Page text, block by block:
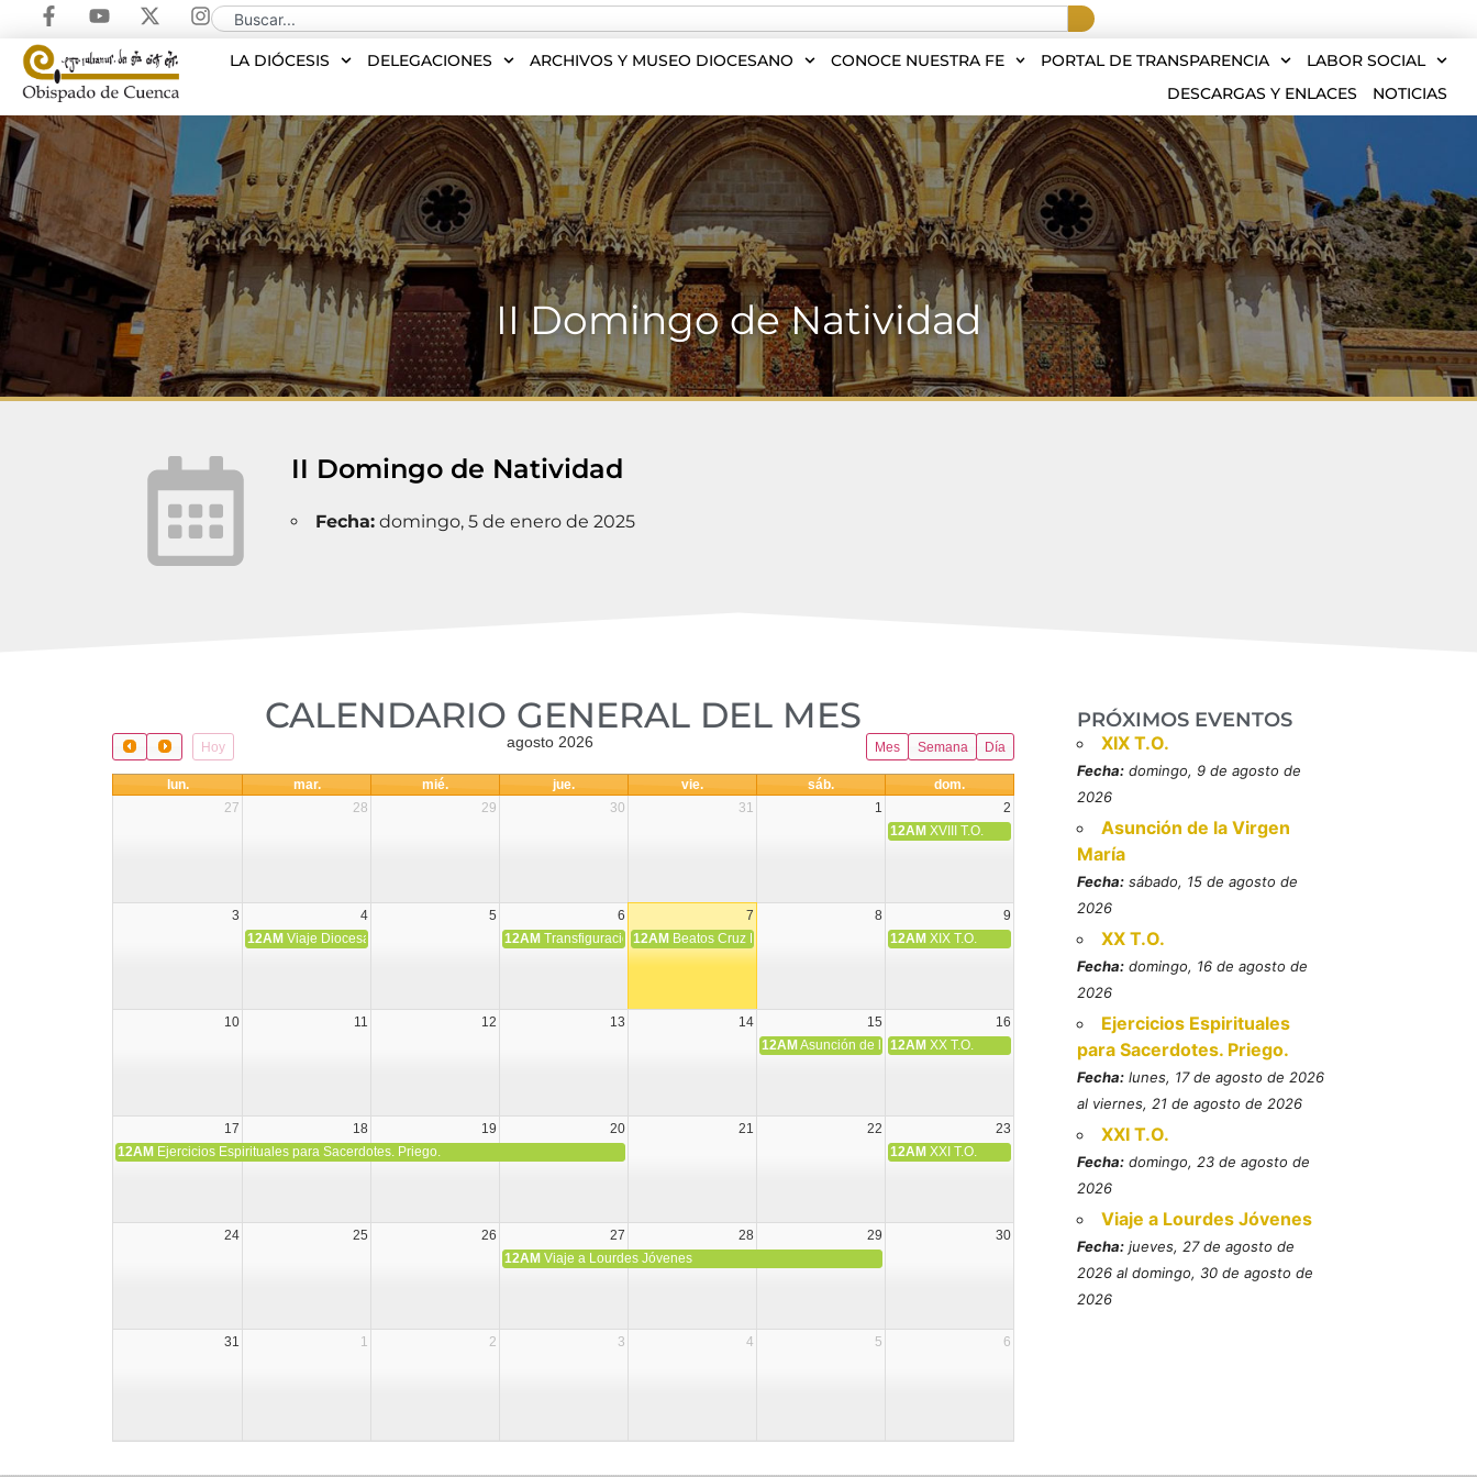
LA DIÓCESIS DELEGACIONES ARCHIVOS Y MUSEO DIOCESANO CONOCE NUESTRA FE PORTAL DE TRANSPARENCIA
LABOR SOCIAL
DESCARGAS Y ENLACES
NOTICIAS
II Domingo de Natividad
II Domingo de Natividad
Fecha:domingo, 5 de enero de 2025
CALENDARIO GENERAL DEL MES​
Hoy Mes Semana Día
agosto 2026
lun. mar. mié. jue. vie. sáb.
dom.
27
28 29 30 31 1
2
12AM XVIII T.O.
3 4 5 6 7 8
9
12AM Viaje Diocesano a Japón. 12AM Transfiguración del Señor
12AM Beatos Cruz Laplana, obispo, y Fernando Español, presbítero, mártires (MO)
12AM XIX T.O.
10 11 12 13 14 15
16
12AM Asunción de la Virgen María
12AM XX T.O.
17 18 19 20 21 22
23
12AM Ejercicios Espirituales para Sacerdotes. Priego. 12AM XXI T.O.
24 25 26 27 28 29
30
12AM Viaje a Lourdes Jóvenes
31 1 2 3 4 5 6
PRÓXIMOS EVENTOS
XIX T.O.
Fecha: domingo, 9 de agosto de
2026
Asunción de la Virgen
María
Fecha: sábado, 15 de agosto de
2026
XX T.O.
Fecha: domingo, 16 de agosto de
2026
Ejercicios Espirituales
para Sacerdotes. Priego.
Fecha: lunes, 17 de agosto de 2026
al viernes, 21 de agosto de 2026
XXI T.O.
Fecha: domingo, 23 de agosto de
2026
Viaje a Lourdes Jóvenes
Fecha: jueves, 27 de agosto de
2026 al domingo, 30 de agosto de
2026